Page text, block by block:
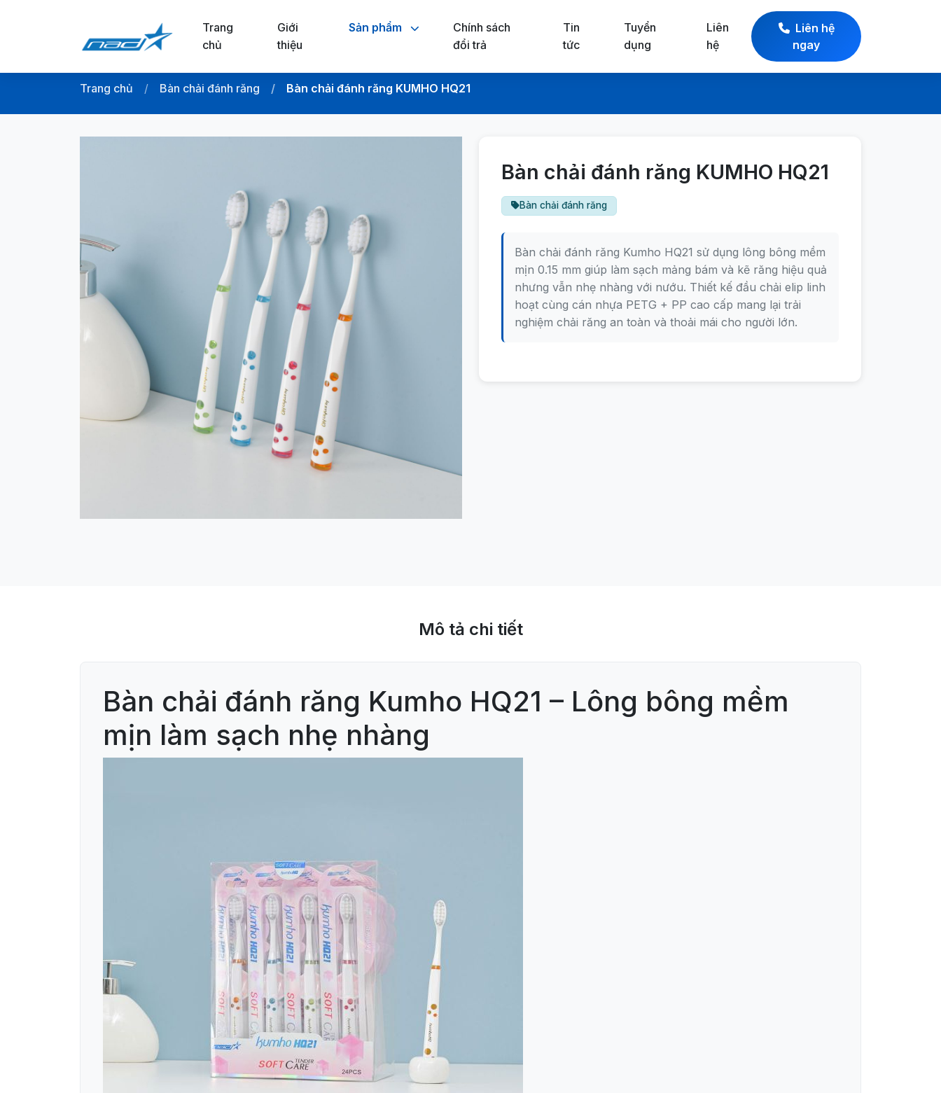
Trang
chủ
Giới
thiệu
Sản phẩm
Chính sách
đổi trả
Tin
tức
Tuyển
dụng
Liên
hệ
Liên hệ
ngay
Trang chủ Bàn chải đánh răng Bàn chải đánh răng KUMHO HQ21
Bàn chải đánh răng KUMHO HQ21
Bàn chải đánh răng
Bàn chải đánh răng Kumho HQ21 sử dụng lông bông mềm
mịn 0.15 mm giúp làm sạch mảng bám và kẽ răng hiệu quả
nhưng vẫn nhẹ nhàng với nướu. Thiết kế đầu chải elip linh
hoạt cùng cán nhựa PETG + PP cao cấp mang lại trải
nghiệm chải răng an toàn và thoải mái cho người lớn.
Mô tả chi tiết
Bàn chải đánh răng Kumho HQ21 – Lông bông mềm
mịn làm sạch nhẹ nhàng